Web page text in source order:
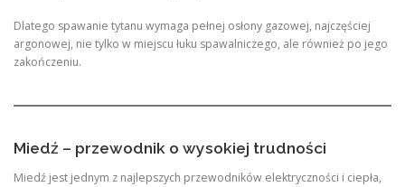
Dlatego spawanie tytanu wymaga pełnej osłony gazowej, najczęściej
argonowej, nie tylko w miejscu łuku spawalniczego, ale również po jego
zakończeniu.
Miedź – przewodnik o wysokiej trudności
Miedź jest jednym z najlepszych przewodników elektryczności i ciepła,